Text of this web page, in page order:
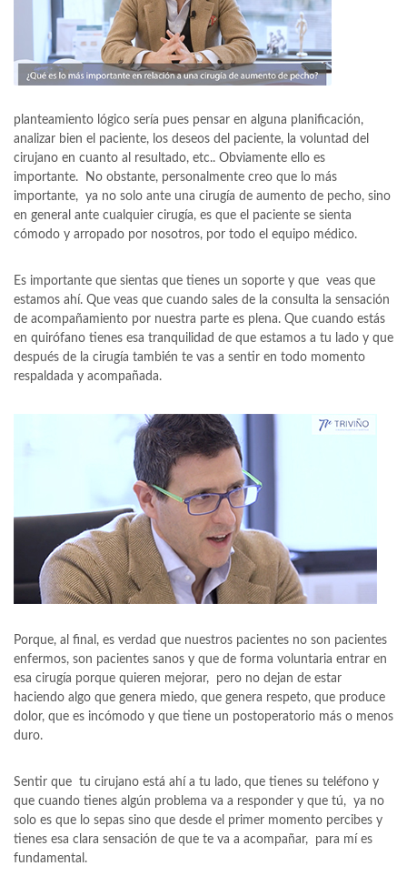
planteamiento lógico sería pues pensar en alguna planificación,
analizar bien el paciente, los deseos del paciente, la voluntad del
cirujano en cuanto al resultado, etc.. Obviamente ello es
importante. No obstante, personalmente creo que lo más
importante, ya no solo ante una cirugía de aumento de pecho, sino
en general ante cualquier cirugía, es que el paciente se sienta
cómodo y arropado por nosotros, por todo el equipo médico.
Es importante que sientas que tienes un soporte y que veas que
estamos ahí. Que veas que cuando sales de la consulta la sensación
de acompañamiento por nuestra parte es plena. Que cuando estás
en quirófano tienes esa tranquilidad de que estamos a tu lado y que
después de la cirugía también te vas a sentir en todo momento
respaldada y acompañada.
Porque, al final, es verdad que nuestros pacientes no son pacientes
enfermos, son pacientes sanos y que de forma voluntaria entrar en
esa cirugía porque quieren mejorar, pero no dejan de estar
haciendo algo que genera miedo, que genera respeto, que produce
dolor, que es incómodo y que tiene un postoperatorio más o menos
duro.
Sentir que tu cirujano está ahí a tu lado, que tienes su teléfono y
que cuando tienes algún problema va a responder y que tú, ya no
solo es que lo sepas sino que desde el primer momento percibes y
tienes esa clara sensación de que te va a acompañar, para mí es
fundamental.